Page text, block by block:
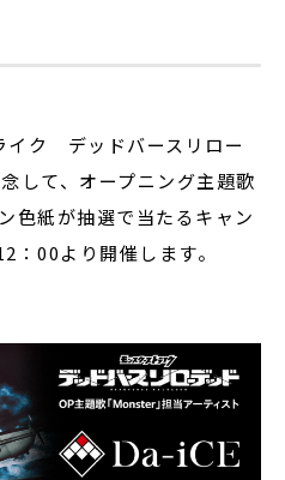
イク デッドバースリロー
して、オープニング主題歌
色紙が抽選で当たるキャン
：00より開催します。